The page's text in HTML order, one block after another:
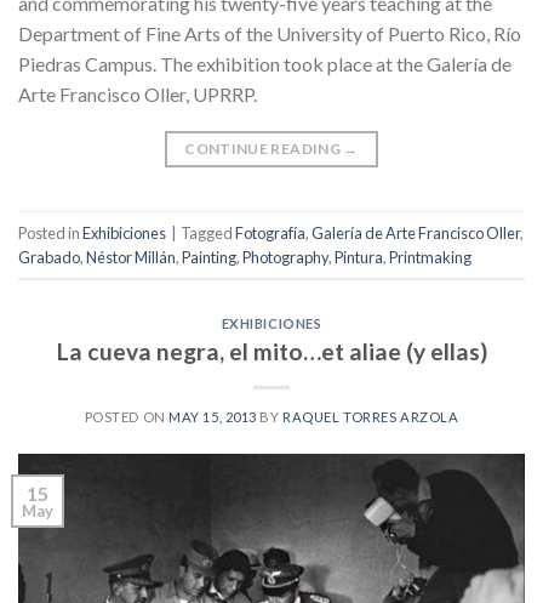
Department of Fine Arts of the University of Puerto Rico, Río
Piedras Campus. The exhibition took place at the Galería de
Arte Francisco Oller, UPRRP.
CONTINUE READING →
Posted inExhibiciones TaggedFotografía,Galería de Arte Francisco Oller,
Grabado,Néstor Millán,Painting,Photography,Pintura,Printmaking
EXHIBICIONES
La cueva negra, el mito…et aliae (y ellas)
POSTED ON MAY 15, 2013 BY RAQUEL TORRES ARZOLA
15
May